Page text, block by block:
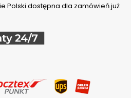
Polski dostępna dla zamówień już